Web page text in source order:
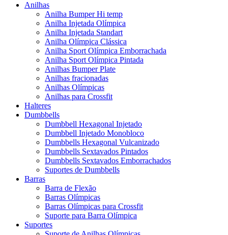
Anilhas
Anilha Bumper Hi temp
Anilha Injetada Olímpica
Anilha Injetada Standart
Anilha Olímpica Clássica
Anilha Sport Olímpica Emborrachada
Anilha Sport Olímpica Pintada
Anilhas Bumper Plate
Anilhas fracionadas
Anilhas Olímpicas
Anilhas para Crossfit
Halteres
Dumbbells
Dumbbell Hexagonal Injetado
Dumbbell Injetado Monobloco
Dumbbells Hexagonal Vulcanizado
Dumbbells Sextavados Pintados
Dumbbells Sextavados Emborrachados
Suportes de Dumbbells
Barras
Barra de Flexão
Barras Olímpicas
Barras Olímpicas para Crossfit
Suporte para Barra Olímpica
Suportes